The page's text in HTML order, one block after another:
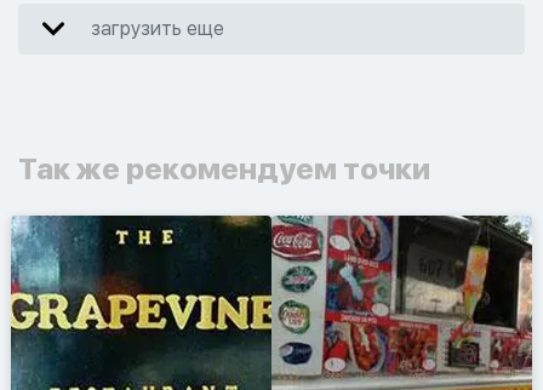
загрузить еще
Так же рекомендуем точки